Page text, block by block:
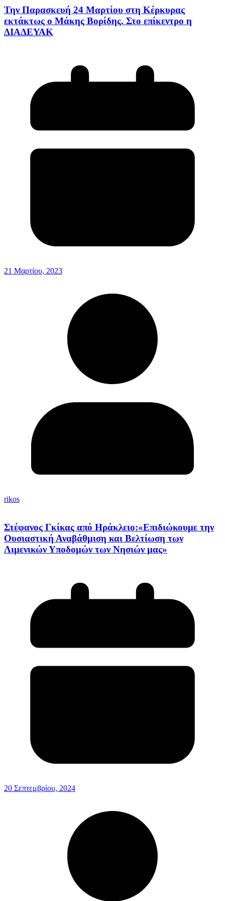
Την Παρασκευή 24 Μαρτίου στη Κέρκυρας
εκτάκτως ο Μάκης Βορίδης. Στο επίκεντρο η
ΔΙΑΔΕΥΑΚ
21 Μαρτίου, 2023
rikos
Στέφανος Γκίκας από Ηράκλειο:«Επιδιώκουμε την
Ουσιαστική Αναβάθμιση και Βελτίωση των
Λιμενικών Υποδομών των Νησιών μας»
20 Σεπτεμβρίου, 2024